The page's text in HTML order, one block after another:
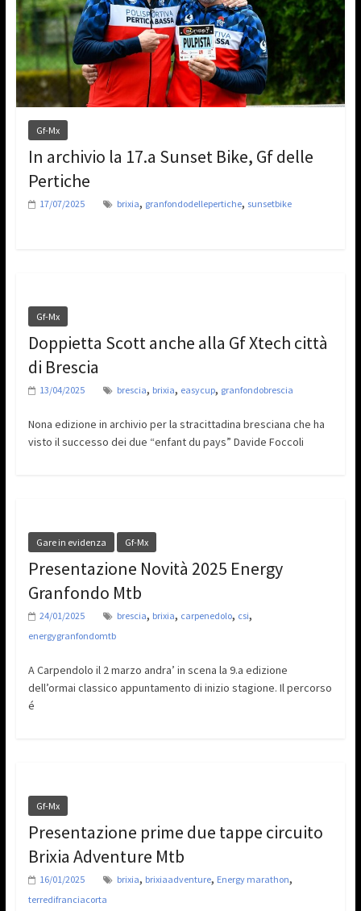
Gf-Mx
In archivio la 17.a Sunset Bike, Gf delle
Pertiche
17/07/2025 brixia, granfondodellepertiche, sunsetbike
Gf-Mx
Doppietta Scott anche alla Gf Xtech città
di Brescia
13/04/2025 brescia, brixia, easycup, granfondobrescia
Nona edizione in archivio per la stracittadina bresciana che ha
visto il successo dei due “enfant du pays” Davide Foccoli
Gare in evidenza Gf-Mx
Presentazione Novità 2025 Energy
Granfondo Mtb
24/01/2025 brescia, brixia, carpenedolo, csi,
energygranfondomtb
A Carpendolo il 2 marzo andra’ in scena la 9.a edizione
dell’ormai classico appuntamento di inizio stagione. Il percorso
é
Gf-Mx
Presentazione prime due tappe circuito
Brixia Adventure Mtb
16/01/2025 brixia, brixiaadventure, Energy marathon,
terredifranciacorta